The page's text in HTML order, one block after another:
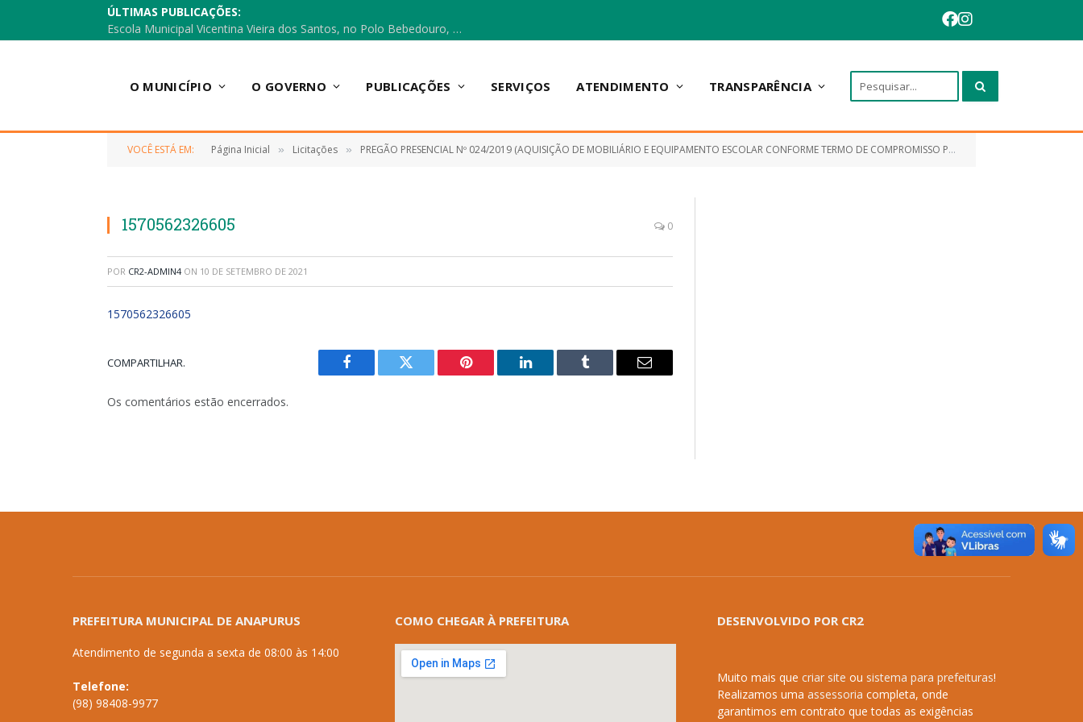
ÚLTIMAS PUBLICAÇÕES:
Escola Municipal Vicentina Vieira dos Santos, no Polo Bebedouro, recebeu materiais para a implantação do Cantinho da Leitura e da Sala Multidisciplinar.
O MUNICÍPIO O GOVERNO PUBLICAÇÕES SERVIÇOS ATENDIMENTO TRANSPARÊNCIA
VOCÊ ESTÁ EM: Página Inicial » Licitações » PREGÃO PRESENCIAL Nº 024/2019 (AQUISIÇÃO DE MOBILIÁRIO E EQUIPAMENTO ESCOLAR CONFORME TERMO DE COMPROMISSO PAR NO 201401056 DE INTERESSE DA EDUCAÇÃO)
1570562326605 0
POR CR2-ADMIN4 ON 10 DE SETEMBRO DE 2021
1570562326605
COMPARTILHAR.
Facebook Twitter Pinterest LinkedIn Tumblr
E-
Os comentários estão encerrados.
PREFEITURA MUNICIPAL DE ANAPURUS
Atendimento de segunda a sexta de 08:00 às 14:00
Telefone:
(98) 98408-9977
COMO CHEGAR À PREFEITURA DESENVOLVIDO POR CR2
Muito mais que criar site ou sistema para prefeituras!
Realizamos uma assessoria completa, onde
garantimos em contrato que todas as exigências